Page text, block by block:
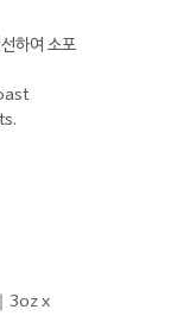
하여 소포
3oz x